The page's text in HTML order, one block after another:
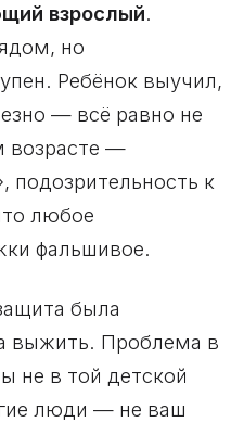
взрослый.
но
Ребёнок выучил,
— всё равно не
возрасте —
подозрительность к
любое
фальшивое.
была
выжить. Проблема в
не в той детской
люди — не ваш